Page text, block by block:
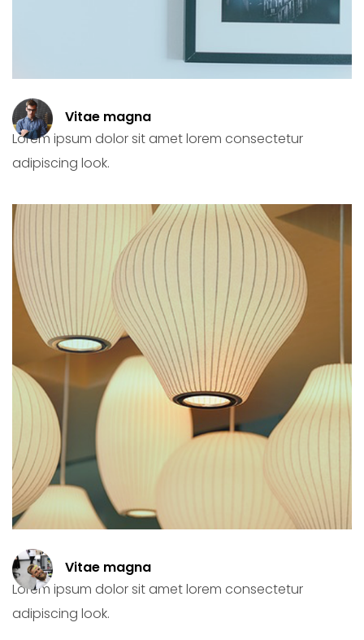
Vitae magna
Lorem ipsum dolor sit amet lorem consectetur
adipiscing look.
Vitae magna
Lorem ipsum dolor sit amet lorem consectetur
adipiscing look.